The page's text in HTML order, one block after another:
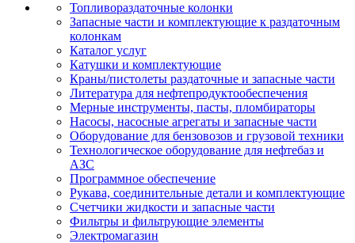
Топливораздаточные колонки
Запасные части и комплектующие к раздаточным
колонкам
Каталог услуг
Катушки и комплектующие
Краны/пистолеты раздаточные и запасные части
Литература для нефтепродуктообеспечения
Мерные инструменты, пасты, пломбираторы
Насосы, насосные агрегаты и запасные части
Оборудование для бензовозов и грузовой техники
Технологическое оборудование для нефтебаз и
АЗС
Программное обеспечение
Рукава, соединительные детали и комплектующие
Счетчики жидкости и запасные части
Фильтры и фильтрующие элементы
Электромагазин